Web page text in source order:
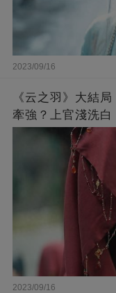
2023/09/16
《云之羽》大結
牽強？上官淺洗白
2023/09/16